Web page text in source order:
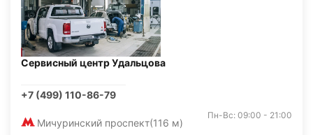
Сервисный центр Удальцова
+7 (499) 110-86-79
Мичуринский проспект(116 м)
Пн-Вс: 09:00 - 21:00